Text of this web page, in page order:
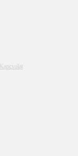
Kapcsolat